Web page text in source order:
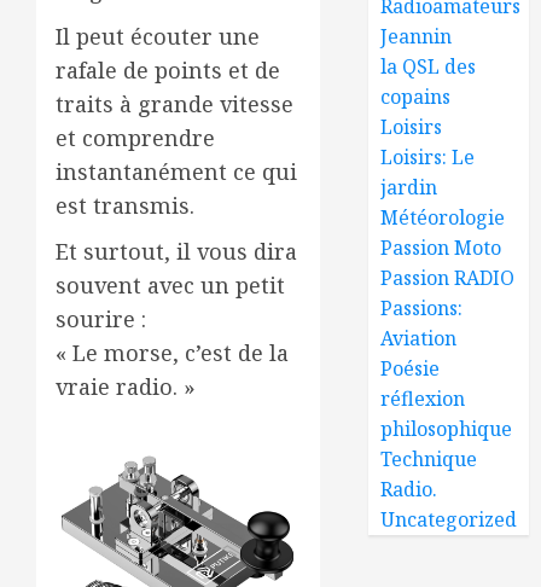
Il peut écouter une
rafale de points et de
traits à grande vitesse
et comprendre
instantanément ce qui
est transmis.
Et surtout, il vous dira
souvent avec un petit
sourire :
« Le morse, c’est de la
vraie radio. »
Radioamateurs
Jeannin
la QSL des
copains
Loisirs
Loisirs: Le
jardin
Météorologie
Passion Moto
Passion RADIO
Passions:
Aviation
Poésie
réflexion
philosophique
Technique
Radio.
Uncategorized